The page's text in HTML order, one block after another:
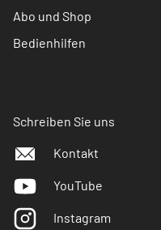
Abo und Shop
Bedienhilfen
Schreiben Sie uns
Kontakt
YouTube
Instagram